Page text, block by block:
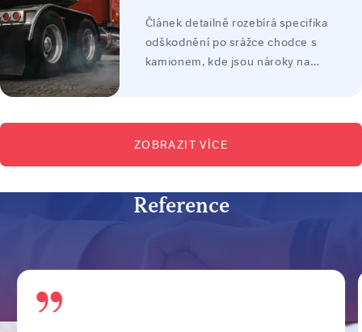
praktických příkladů z praxe.
Článek detailně rozebírá specifika
odškodnění po srážce chodce s
kamionem, kde jsou nároky na
následkům střetu. Text vysvětluje
proces dosažení spravedlivé
firem.
ZOBRAZIT VÍCE
Reference